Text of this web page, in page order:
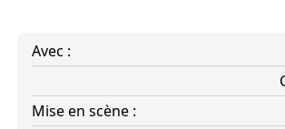
Avec :
Mise en scène :